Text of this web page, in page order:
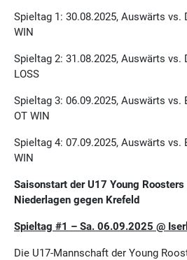
Spieltag 1: 30.08.2025, Auswärts vs.
WIN
Spieltag 2: 31.08.2025, Auswärts vs.
LOSS
Spieltag 3: 06.09.2025, Auswärts vs.
OT WIN
Spieltag 4: 07.09.2025, Auswärts vs.
WIN
Saisonstart der U17 Young
Niederlagen gegen Krefeld
Spieltag #1 – Sa. 06.09.2025 @
Die U17-Mannschaft der Young